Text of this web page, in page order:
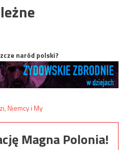
naród polski?
Magna Polonia!